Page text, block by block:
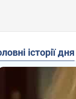
історії дня